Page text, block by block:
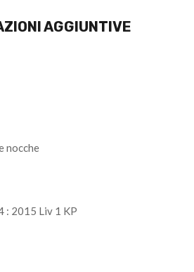
AGGIUNTIVE
nocche
: 2015 Liv 1 KP